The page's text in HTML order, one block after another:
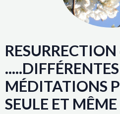
RESURRECTION
.....DIFFÉRENTES
MÉDITATIONS
SEULE ET